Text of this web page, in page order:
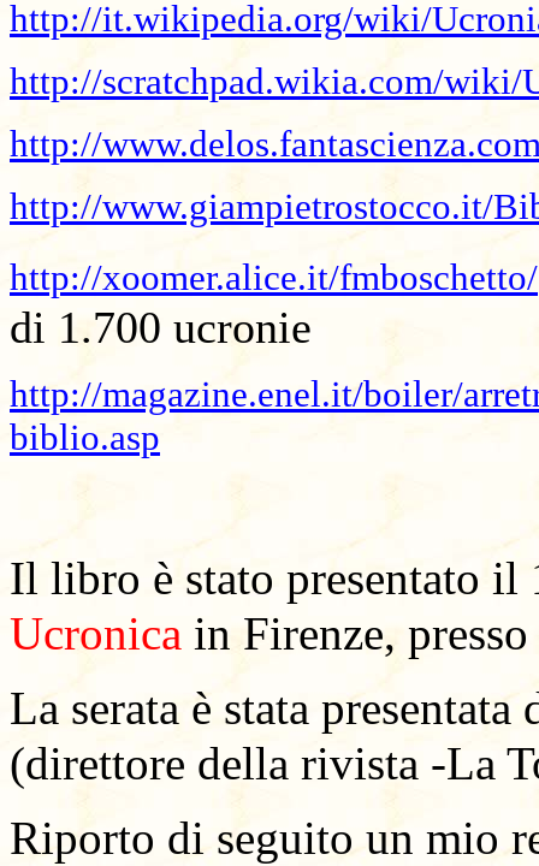
http://it.wikipedia.org/wiki/
http://scratchpad.wikia.com/wiki/
http://
http://www.giampietrostocco.it/
http://xoomer.alice.it/fmboschetto/
di 1.700 ucronie
http://magazine.enel.it/boiler/
biblio.asp
Il libro è stato presentato
Ucronica in Firenze,
La serata è stata
(direttore della rivista -La
Riporto di seguito un mio